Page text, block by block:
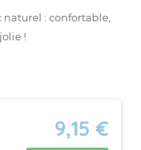
: confortable,
!
9,15 €